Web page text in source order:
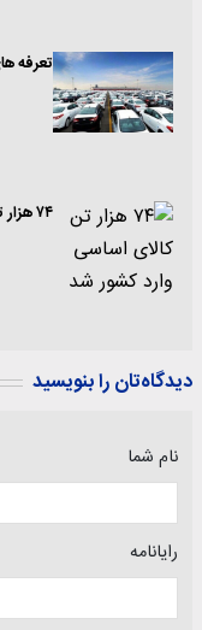
تعرفه
۷۴ هزار تن کالای اساسی وارد کشور شد
دیدگاه‌تان را بنویسید
نام شما
رایانامه